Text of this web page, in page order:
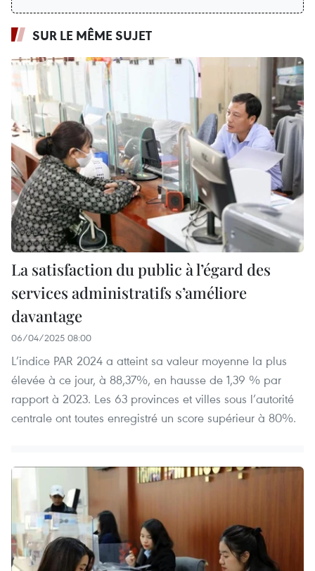
SUR LE MÊME SUJET
La satisfaction du public à l’égard des
services administratifs s’améliore
davantage
06/04/2025 08:00
L’indice PAR 2024 a atteint sa valeur moyenne la plus
élevée à ce jour, à 88,37%, en hausse de 1,39 % par
rapport à 2023. Les 63 provinces et villes sous l’autorité
centrale ont toutes enregistré un score supérieur à 80%.